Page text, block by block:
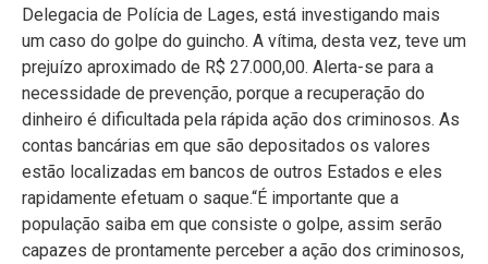
Delegacia de Polícia de Lages, está investigando mais
um caso do golpe do guincho. A vítima, desta vez, teve um
prejuízo aproximado de R$ 27.000,00. Alerta-se para a
necessidade de prevenção, porque a recuperação do
dinheiro é dificultada pela rápida ação dos criminosos. As
contas bancárias em que são depositados os valores
estão localizadas em bancos de outros Estados e eles
rapidamente efetuam o saque.“É importante que a
população saiba em que consiste o golpe, assim serão
capazes de prontamente perceber a ação dos criminosos,